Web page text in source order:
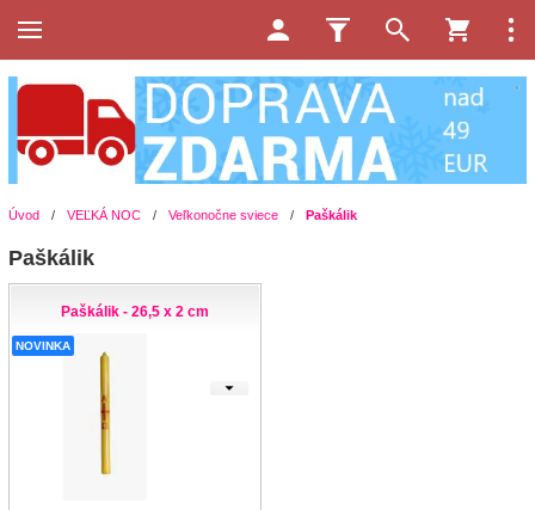
Úvod / VEĽKÁ NOC / Veľkonočne sviece / Paškálik
Paškálik
Paškálik - 26,5 x 2 cm
NOVINKA